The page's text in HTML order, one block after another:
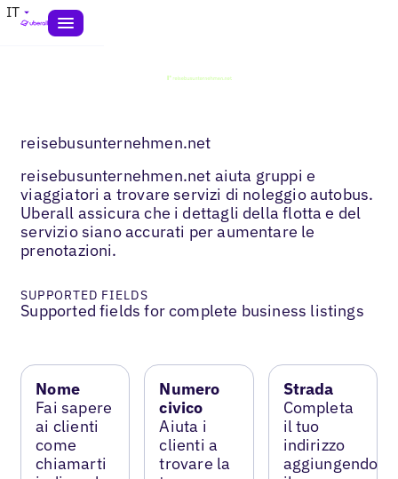
IT
reisebusunternehmen.net
reisebusunternehmen.net aiuta gruppi e
viaggiatori a trovare servizi di noleggio autobus.
Uberall assicura che i dettagli della flotta e del
servizio siano accurati per aumentare le
prenotazioni.
SUPPORTED FIELDS
Supported fields for complete business listings
Nome
Fai sapere
ai clienti
come
chiamarti
Numero
civico
Aiuta i
clienti a
trovare la
Strada
Completa
il tuo
indirizzo
aggiungendo